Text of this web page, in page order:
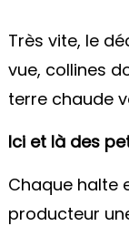
Très vite, le
vue, collines
terre chaude
Ici et là des
Chaque halte
producteur